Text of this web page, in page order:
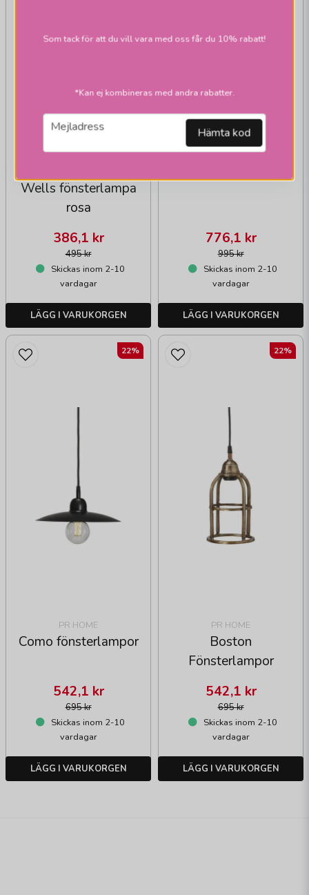
Wells fönsterlampa
rosa
495 kr
386,1 kr
Skickas inom 2-10
vardagar
LÄGG I VARUKORGEN
Tulippa
tak/fönsterlampor
995 kr
776,1 kr
Skickas inom 2-10
vardagar
LÄGG I VARUKORGEN
PR HOME
Como fönsterlampor
695 kr
542,1 kr
Skickas inom 2-10
vardagar
LÄGG I VARUKORGEN
22%
PR HOME
Boston
Fönsterlampor
695 kr
542,1 kr
Skickas inom 2-10
vardagar
LÄGG I VARUKORGEN
22%
Som tack för att du vill vara med oss får du 10% rabatt!
*Kan ej kombineras med andra rabatter.
email
Mejladress Hämta kod